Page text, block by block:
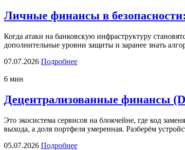
Личные финансы в
Когда атаки на банковскую инфраструктуру
дополнительные уровни защиты и заранее знать
07.07.2026 Подробнее
6 мин
Децентрализованные финансы
Это экосистема сервисов на блокчейне, где код
выхода, а доля портфеля умеренная. Разберём
05.07.2026 Подробнее